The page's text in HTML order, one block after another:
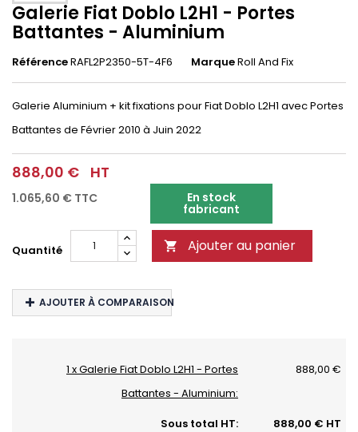
Galerie Fiat Doblo L2H1 - Portes
Battantes - Aluminium
RéférenceRAFL2P2350-5T-4F6 MarqueRoll And Fix
Galerie Aluminium + kit fixations pour Fiat Doblo L2H1 avec Portes
Battantes de Février 2010 à Juin 2022
888,00 € HT
1.065,60 € TTC En stock
fabricant
Quantité  Ajouter au panier
AJOUTER À COMPARAISON
1 x Galerie Fiat Doblo L2H1 - Portes
Battantes - Aluminium:
888,00 €
Sous total HT:
888,00 € HT